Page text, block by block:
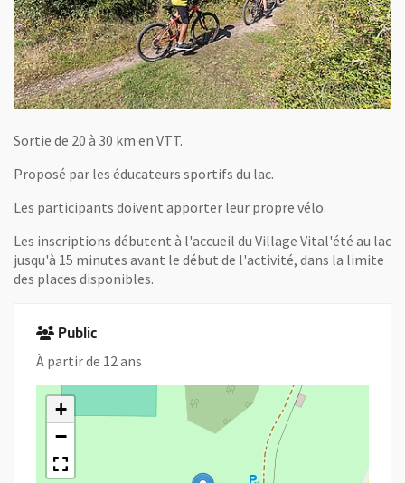
Sortie de 20 à 30 km en VTT.
Proposé par les éducateurs sportifs du lac.
Les participants doivent apporter leur propre vélo.
Les inscriptions débutent à l'accueil du Village Vital'été au lac
jusqu'à 15 minutes avant le début de l'activité, dans la limite
des places disponibles.
Public
À partir de 12 ans
+
−